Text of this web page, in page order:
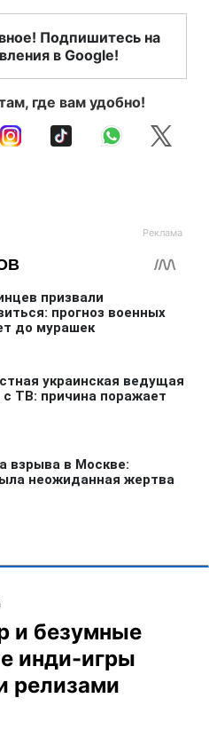
Подпишитесь на
в Google!
где вам удобно!
и безумные
инди-игры
релизами